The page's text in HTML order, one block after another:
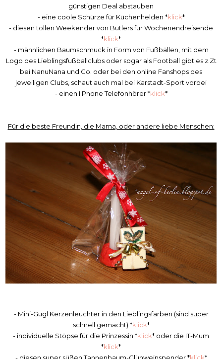
günstigen Deal abstauben
- eine coole Schürze für Küchenhelden *klick*
- diesen tollen Weekender von Butlers für Wochenendreisende
*klick*
- männlichen Baumschmuck in Form von Fußbällen, mit dem
Logo des Lieblingsfußballclubs oder sogar als Football gibt es z.Zt
bei NanuNana und Co. oder bei den online Fanshops des
jeweiligen Clubs, schaut auch mal bei Karstadt-Sport vorbei
- einen I Phone Telefonhörer *klick*
Für die beste Freundin, die Mama, oder andere liebe Menschen:
- Mini-Gugl Kerzenleuchter in den Lieblingsfarben (sind super
schnell gemacht) *klick*
- individuelle Stöpse für die Prinzessin *klick* oder die IT-Mum
*klick*